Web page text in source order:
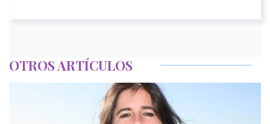
OTROS ARTÍCULOS